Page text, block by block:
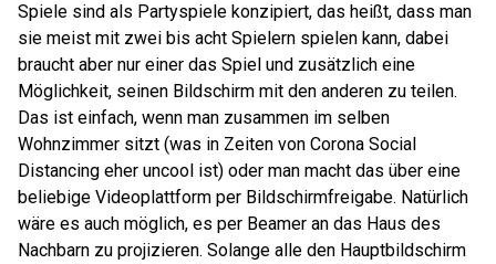
Spiele sind als Partyspiele konzipiert, das heißt, dass man
sie meist mit zwei bis acht Spielern spielen kann, dabei
braucht aber nur einer das Spiel und zusätzlich eine
Möglichkeit, seinen Bildschirm mit den anderen zu teilen.
Das ist einfach, wenn man zusammen im selben
Wohnzimmer sitzt (was in Zeiten von Corona Social
Distancing eher uncool ist) oder man macht das über eine
beliebige Videoplattform per Bildschirmfreigabe. Natürlich
wäre es auch möglich, es per Beamer an das Haus des
Nachbarn zu projizieren. Solange alle den Hauptbildschirm